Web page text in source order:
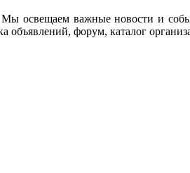
важные новости и
объявлений, форум, каталог